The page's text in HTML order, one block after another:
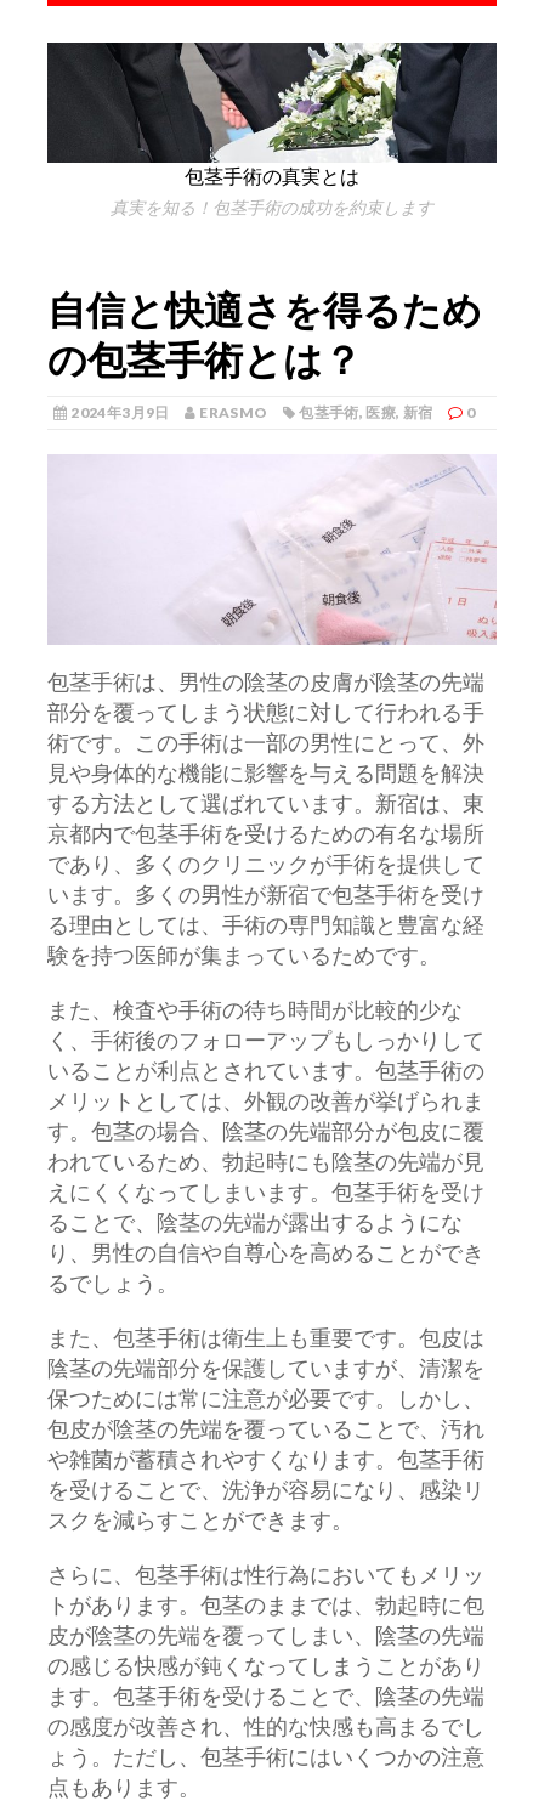
包茎手術の真実とは
真実を知る！包茎手術の成功を約束します
自信と快適さを得るため
の包茎手術とは？
2024年3月9日 ERASMO 包茎手術, 医療, 新宿 0
包茎手術は、男性の陰茎の皮膚が陰茎の先端
部分を覆ってしまう状態に対して行われる手
術です。 この手術は一部の男性にとって、外
見や身体的な機能に影響を与える問題を解決
する方法として選ばれています。新宿は、東
京都内で包茎手術を受けるための有名な場所
であり、多くのクリニックが手術を提供して
います。多くの男性が新宿で包茎手術を受け
る理由としては、手術の専門知識と豊富な経
験を持つ医師が集まっているためです。
また、検査や手術の待ち時間が比較的少な
く、手術後のフォローアップもしっかりして
いることが利点とされています。包茎手術の
メリットとしては、外観の改善が挙げられま
す。包茎の場合、陰茎の先端部分が包皮に覆
われているため、勃起時にも陰茎の先端が見
えにくくなってしまいます。包茎手術を受け
ることで、陰茎の先端が露出するようにな
り、男性の自信や自尊心を高めることができ
るでしょう。
また、包茎手術は衛生上も重要です。包皮は
陰茎の先端部分を保護していますが、清潔を
保つためには常に注意が必要です。しかし、
包皮が陰茎の先端を覆っていることで、汚れ
や雑菌が蓄積されやすくなります。包茎手術
を受けることで、洗浄が容易になり、感染リ
スクを減らすことができます。
さらに、包茎手術は性行為においてもメリッ
トがあります。包茎のままでは、勃起時に包
皮が陰茎の先端を覆ってしまい、陰茎の先端
の感じる快感が鈍くなってしまうことがあり
ます。包茎手術を受けることで、陰茎の先端
の感度が改善され、性的な快感も高まるでし
ょう。ただし、包茎手術にはいくつかの注意
点もあります。